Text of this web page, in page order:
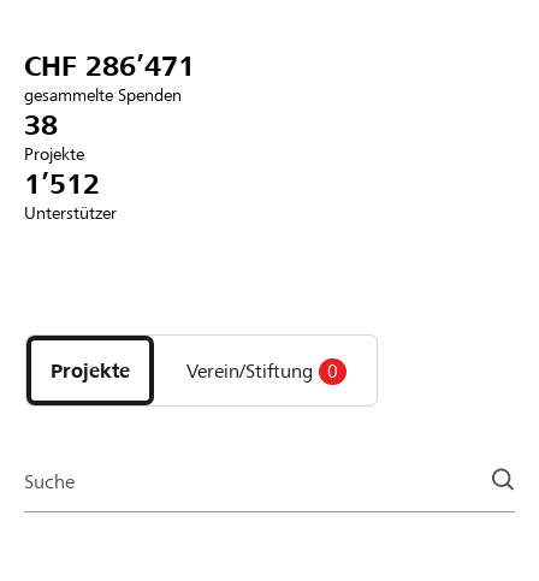
Anmelden
DE FR IT
CHF 286’471
gesammelte Spenden
38
Projekte
1’512
Unterstützer
Projekte
und
Organisationen
Projekte Verein/Stiftung 0
Suche